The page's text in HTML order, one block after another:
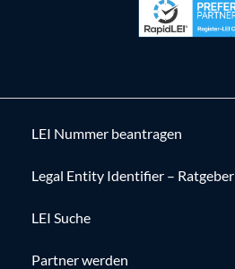
LEI Nummer beantragen
Legal Entity Identifier – Ratgeber
LEI Suche
Partner werden